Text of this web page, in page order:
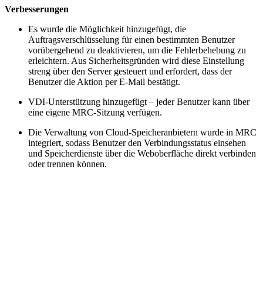
Verbesserungen
Es wurde die Möglichkeit hinzugefügt, die
Auftragsverschlüsselung für einen bestimmten Benutzer
vorübergehend zu deaktivieren, um die Fehlerbehebung zu
erleichtern. Aus Sicherheitsgründen wird diese Einstellung
streng über den Server gesteuert und erfordert, dass der
Benutzer die Aktion per E-Mail bestätigt.
VDI-Unterstützung hinzugefügt – jeder Benutzer kann über
eine eigene MRC-Sitzung verfügen.
Die Verwaltung von Cloud-Speicheranbietern wurde in MRC
integriert, sodass Benutzer den Verbindungsstatus einsehen
und Speicherdienste über die Weboberfläche direkt verbinden
oder trennen können.